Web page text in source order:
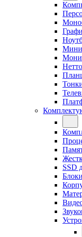
SSD